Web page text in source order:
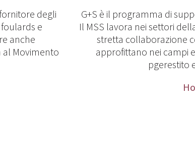
degli
e
anche
Movimento
G+S è il programma di
Il MSS lavora nei settori
stretta collaborazione
approfittano nei campi
pgerestito